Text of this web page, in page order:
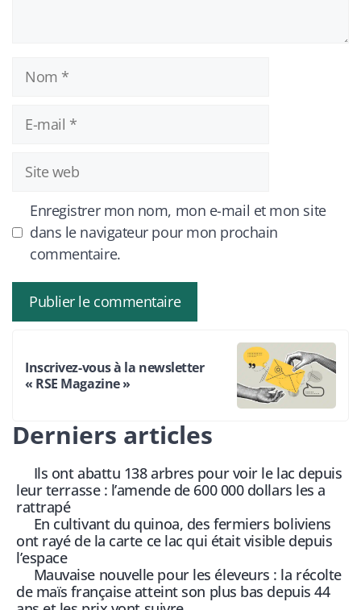
Nom
mail
Site
web
Enregistrer mon nom, mon e-mail et mon site
dans le navigateur pour mon prochain
commentaire.
Inscrivez-vous à la newsletter
« RSE Magazine »
Derniers articles
Ils ont abattu 138 arbres pour voir le lac depuis
leur terrasse : l’amende de 600 000 dollars les a
rattrapé
En cultivant du quinoa, des fermiers boliviens
ont rayé de la carte ce lac qui était visible depuis
l’espace
Mauvaise nouvelle pour les éleveurs : la récolte
de maïs française atteint son plus bas depuis 44